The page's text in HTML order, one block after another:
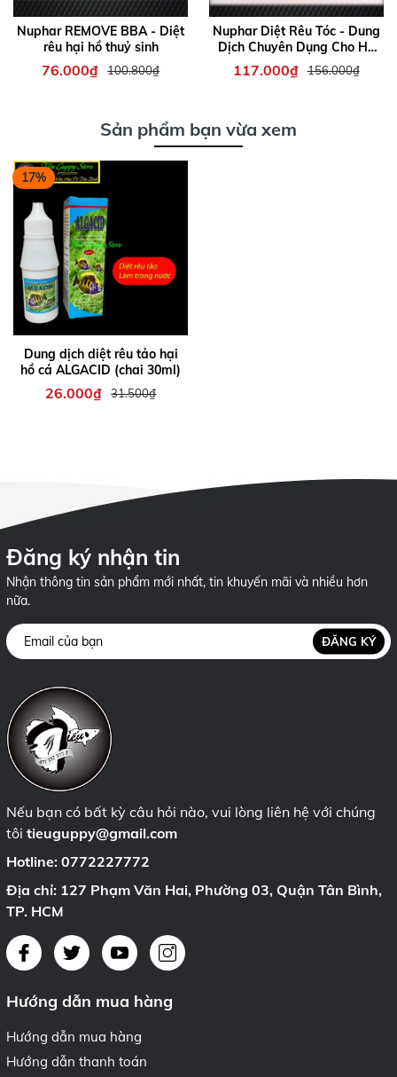
Nuphar REMOVE BBA - Diệt
rêu hại hồ thuỷ sinh
76.000₫ 100.800₫
Nuphar Diệt Rêu Tóc - Dung
Dịch Chuyên Dụng Cho Hồ
Cá Thủy Sinh (Chai 100ml)
117.000₫ 156.000₫
Sản phẩm bạn vừa xem
17%
Dung dịch diệt rêu tảo hại
hồ cá ALGACID (chai 30ml)
26.000₫ 31.500₫
Đăng ký nhận tin
Nhận thông tin sản phẩm mới nhất, tin khuyến mãi và nhiều hơn
nữa.
ĐĂNG KÝ
Nếu bạn có bất kỳ câu hỏi nào, vui lòng liên hệ với chúng
tôi tieuguppy@gmail.com
Hotline: 0772227772
Địa chỉ: 127 Phạm Văn Hai, Phường 03, Quận Tân Bình,
TP. HCM
Hướng dẫn mua hàng
Hướng dẫn mua hàng
Hướng dẫn thanh toán